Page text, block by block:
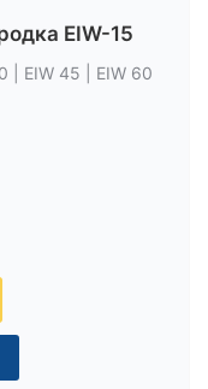
EIW-15
| EIW 45 | EIW 60